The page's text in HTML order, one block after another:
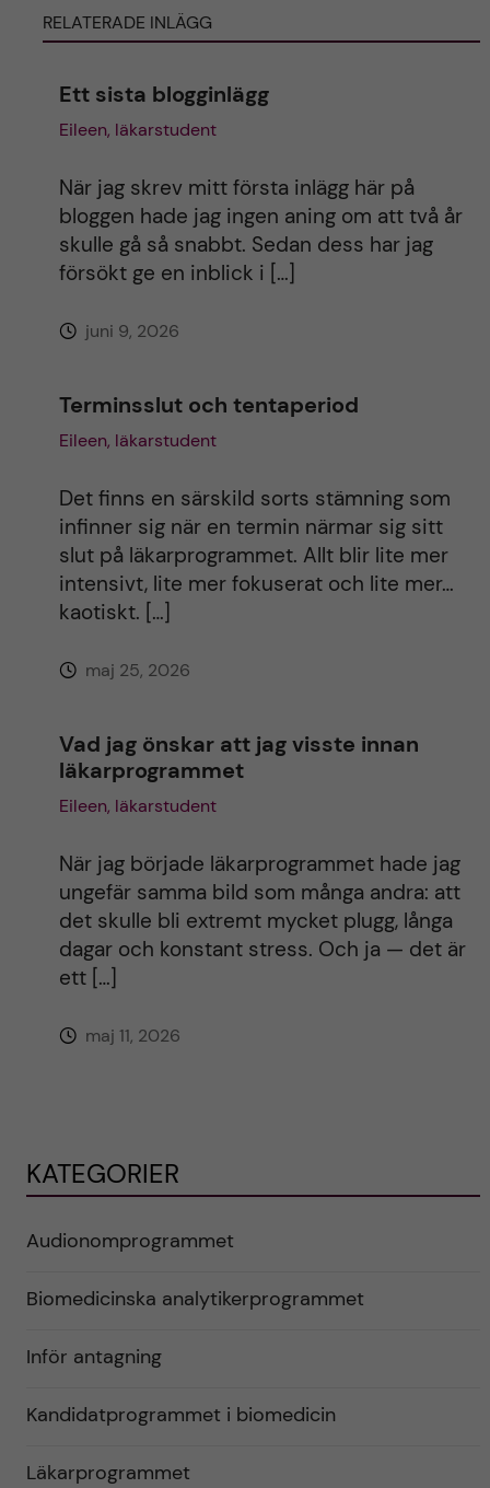
rRELATERADE INLÄGG
Ett sista blogginlägg
Eileen, läkarstudent
När jag skrev mitt första inlägg här på
bloggen hade jag ingen aning om att två år
skulle gå så snabbt. Sedan dess har jag
försökt ge en inblick i […]
juni 9, 2026
Terminsslut och tentaperiod
Eileen, läkarstudent
Det finns en särskild sorts stämning som
infinner sig när en termin närmar sig sitt
slut på läkarprogrammet. Allt blir lite mer
intensivt, lite mer fokuserat och lite mer…
kaotiskt. […]
maj 25, 2026
Vad jag önskar att jag visste innan
läkarprogrammet
Eileen, läkarstudent
När jag började läkarprogrammet hade jag
ungefär samma bild som många andra: att
det skulle bli extremt mycket plugg, långa
dagar och konstant stress. Och ja — det är
ett […]
maj 11, 2026
KATEGORIER
Audionomprogrammet
Biomedicinska analytikerprogrammet
Inför antagning
Kandidatprogrammet i biomedicin
Läkarprogrammet